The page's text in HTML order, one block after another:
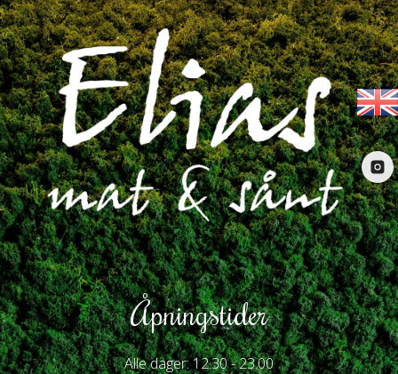
Åpningstider
Alle dager: 12.30 - 23.00